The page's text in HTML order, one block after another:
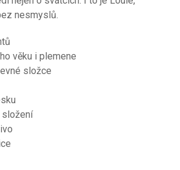
nesmyslů.
věku i plemene
složce
složení